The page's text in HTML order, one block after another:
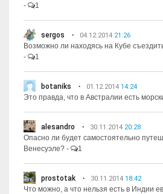
-
1
sergos 04.12.2014 21:26
Возможно ли находясь на Кубе
-
1
botaniks 01.12.2014 14:24
Это правда, что в Австралии есть
alesandro 30.11.2014 20:28
Опасно ли будет самостоятельно
Венесуэле? - 1
prostotak 30.11.2014 18:42
Что можно, а что нельзя есть в Индии